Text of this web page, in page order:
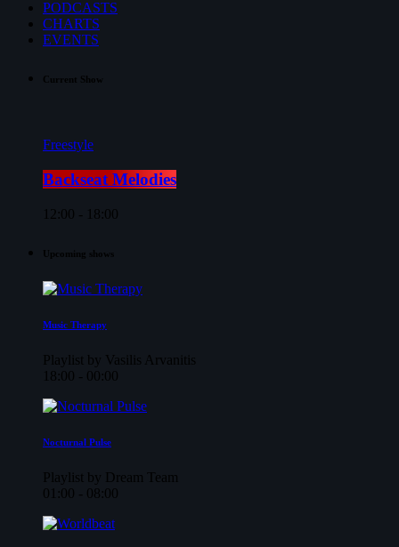
PODCASTS
CHARTS
EVENTS
Current Show
Freestyle
Backseat Melodies
12:00 - 18:00
Upcoming shows
Music Therapy
Playlist by Vasilis Arvanitis
18:00 - 00:00
Nocturnal Pulse
Playlist by Dream Team
01:00 - 08:00